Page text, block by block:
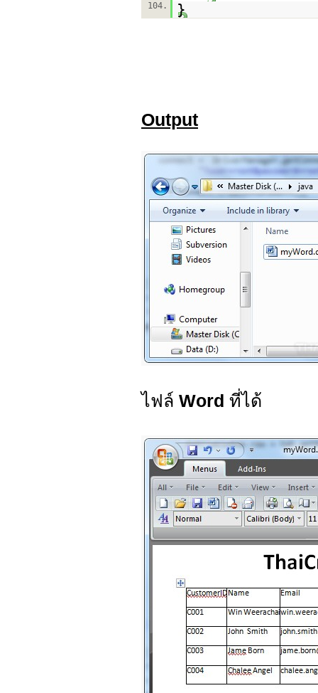
104.
}
Output
ไฟล์ Word ที่ได้